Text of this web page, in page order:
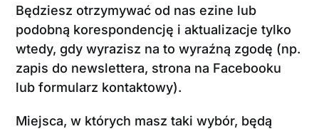
Będziesz otrzymywać od nas ezine lub
podobną korespondencję i aktualizacje tylko
wtedy, gdy wyrazisz na to wyraźną zgodę (np.
zapis do newslettera, strona na Facebooku
lub formularz kontaktowy).
Miejsca, w których masz taki wybór, będą